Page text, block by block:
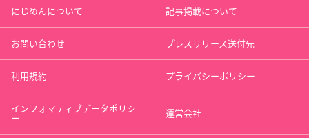
にじめんについて 記事掲載について
お問い合わせ プレスリリース送付先
利用規約 プライバシーポリシー
インフォマティブデータポリシ
ー 運営会社